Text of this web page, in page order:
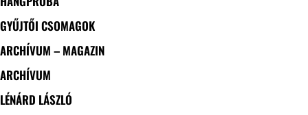
GYŰJTŐI CSOMAGOK
ARCHÍVUM – MAGAZIN
ARCHÍVUM
LÉNÁRD LÁSZLÓ